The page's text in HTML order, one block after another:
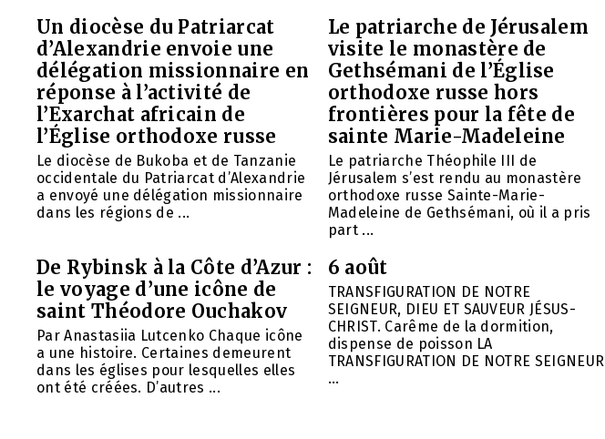
Un diocèse du Patriarcat
d’Alexandrie envoie une
délégation missionnaire en
réponse à l’activité de
l’Exarchat africain de
l’Église orthodoxe russe
Le diocèse de Bukoba et de Tanzanie
occidentale du Patriarcat d’Alexandrie
a envoyé une délégation missionnaire
dans les régions de ...
Le patriarche de Jérusalem
visite le monastère de
Gethsémani de l’Église
orthodoxe russe hors
frontières pour la fête de
sainte Marie-Madeleine
Le patriarche Théophile III de
Jérusalem s’est rendu au monastère
orthodoxe russe Sainte-Marie-
Madeleine de Gethsémani, où il a pris
part ...
De Rybinsk à la Côte d’Azur :
le voyage d’une icône de
saint Théodore Ouchakov
Par Anastasiia Lutcenko Chaque icône
a une histoire. Certaines demeurent
dans les églises pour lesquelles elles
ont été créées. D’autres ...
6 août
TRANSFIGURATION DE NOTRE
SEIGNEUR, DIEU ET SAUVEUR JÉSUS-
CHRIST. Carême de la dormition,
dispense de poisson LA
TRANSFIGURATION DE NOTRE SEIGNEUR
...